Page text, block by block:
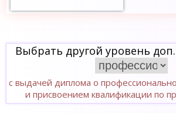
Выбрать другой уровень
с выдачей диплома о
и присвоением квалификации по